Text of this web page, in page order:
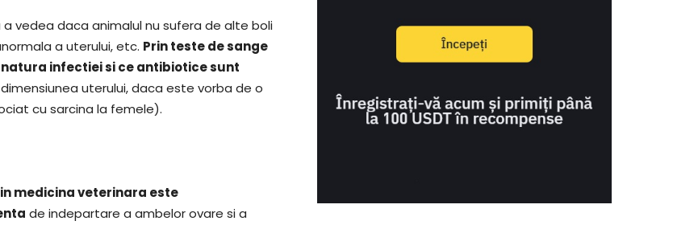
vedea daca animalul nu sufera de alte boli
a uterului, etc. Prin teste de sange
infectiei si ce antibiotice sunt
uterului, daca este vorba de o
cu sarcina la femele).
medicina veterinara este
de indepartare a ambelor ovare si a